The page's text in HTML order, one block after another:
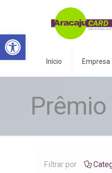
Abrir a barra de ferramentas
Início Empresa
Filtrar por